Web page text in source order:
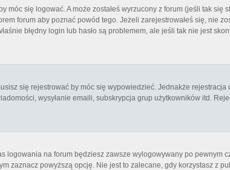
móc się logować. A może zostałeś wyrzucony z forum (jeśli tak się
forum aby poznać powód tego. Jeżeli zarejestrowałeś się, nie
błędny login lub hasło są problemem, ale jeśli tak nie jest
się rejestrować by móc się wypowiedzieć. Jednakże
wysyłanie emaili, subskrypcja grup użytkowników itd.
logowania na forum będziesz zawsze wylogowywany po pewnym
zaznacz powyższą opcję. Nie jest to zalecane, gdy korzystasz z